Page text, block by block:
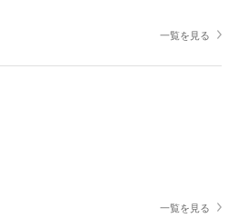
一覧を見る
一覧を見る